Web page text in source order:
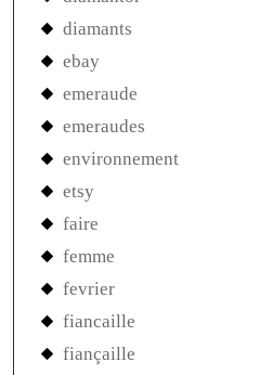
diamants
ebay
emeraude
emeraudes
environnement
etsy
faire
femme
fevrier
fiancaille
fiançaille